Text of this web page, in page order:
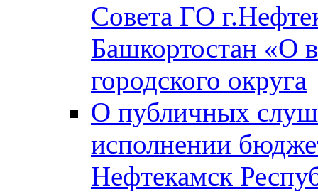
Совета ГО
Башкортостан «О
городского округа
О публичных
исполнении
Нефтекамск